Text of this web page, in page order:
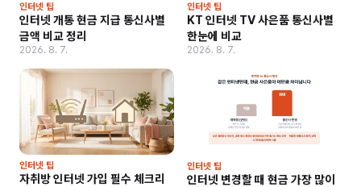
인터넷 팁
인터넷 개통 현금 지급 통신사별
금액 비교 정리
2026. 8. 7.
인터넷 팁
KT 인터넷 TV 사은품 통신사별
한눈에 비교
2026. 8. 7.
인터넷 팁
자취방 인터넷 가입 필수 체크리
인터넷 팁
인터넷 변경할 때 현금 가장 많이